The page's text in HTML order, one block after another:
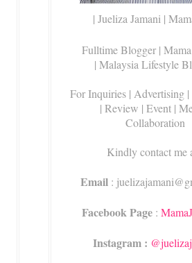
| Jueliza Jamani |
Fulltime Blogger |
| Malaysia Lifestyle
For Inquiries | Advertising
| Review | Event |
Collaboration
Kindly contact me
Email :
Facebook Page:
Instagram :